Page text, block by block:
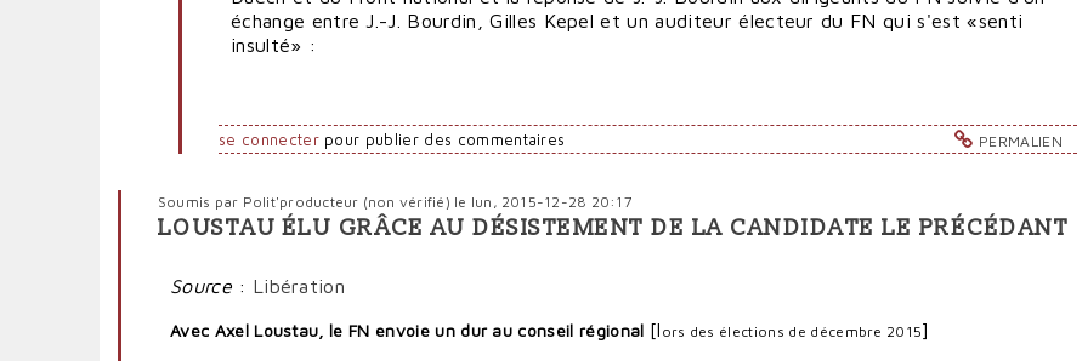
PERMALIEN
échange entre J.-J. Bourdin, Gilles Kepel et un auditeur électeur du FN qui s'est «senti
insulté» :
se connecterpour publier des commentaires
Soumis par Polit'producteur (non vérifié) le lun, 2015-12-28 20:17
LOUSTAU ÉLU GRÂCE AU DÉSISTEMENT DE LA CANDIDATE LE PRÉCÉDANT
Source: Libération
Avec Axel Loustau, le FN envoie un dur au conseil régional [l ors des élections de décembre 2015]